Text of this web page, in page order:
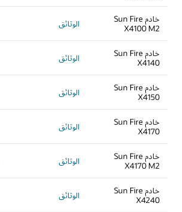
خادم Sun Fire
X4100 M2
الوثائق
خادم Sun Fire
X4140
الوثائق
خادم Sun Fire
X4150
الوثائق
خادم Sun Fire
X4170
الوثائق
خادم Sun Fire
X4170 M2
الوثائق
خادم Sun Fire
X4240
الوثائق